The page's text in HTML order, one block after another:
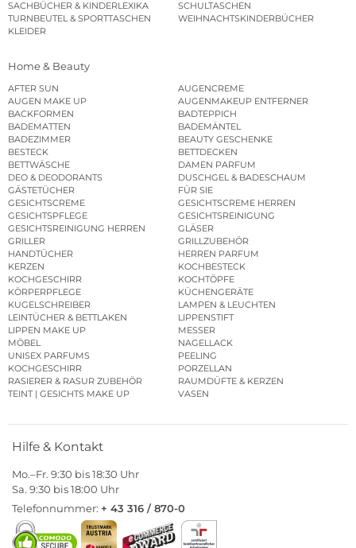
SACHBÜCHER & KINDERLEXIKA
SCHULTASCHEN
TURNBEUTEL & SPORTTASCHEN
WEIHNACHTSKINDERBÜCHER
KLEIDER
Home & Beauty
AFTER SUN
AUGENCREME
AUGEN MAKE UP
AUGENMAKEUP ENTFERNER
BACKFORMEN
BADTEPPICH
BADEMATTEN
BADEMÄNTEL
BADEZIMMER
BEAUTY GESCHENKE
BESTECK
BETTDECKEN
BETTWÄSCHE
DAMEN PARFUM
DEO & DEODORANTS
DUSCHGEL & BADESCHAUM
GÄSTETÜCHER
FÜR SIE
GESICHTSCREME
GESICHTSCREME HERREN
GESICHTSPFLEGE
GESICHTSREINIGUNG
GESICHTSREINIGUNG HERREN
GLÄSER
GRILLER
GRILLZUBEHÖR
HANDTÜCHER
HERREN PARFUM
KERZEN
KOCHBESTECK
KOCHGESCHIRR
KOCHTÖPFE
KÖRPERPFLEGE
KÜCHENGERÄTE
KUGELSCHREIBER
LAMPEN & LEUCHTEN
LEINTÜCHER & BETTLAKEN
LIPPENSTIFT
LIPPEN MAKE UP
MESSER
MÖBEL
NAGELLACK
UNISEX PARFUMS
PEELING
KOCHGESCHIRR
PORZELLAN
RASIERER & RASUR ZUBEHÖR
RAUMDÜFTE & KERZEN
TEINT | GESICHTS MAKE UP
VASEN
Hilfe & Kontakt
Mo.–Fr. 9:30 bis 18:30 Uhr
Sa. 9:30 bis 18:00 Uhr
Telefonnummer: + 43 316 / 870-0